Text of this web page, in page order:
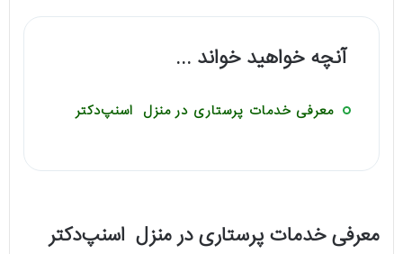
آنچه خواهید خواند ...
معرفی خدمات پرستاری در منزل اسنپ‌دکتر
معرفی خدمات پرستاری در منزل اسنپ‌دکتر